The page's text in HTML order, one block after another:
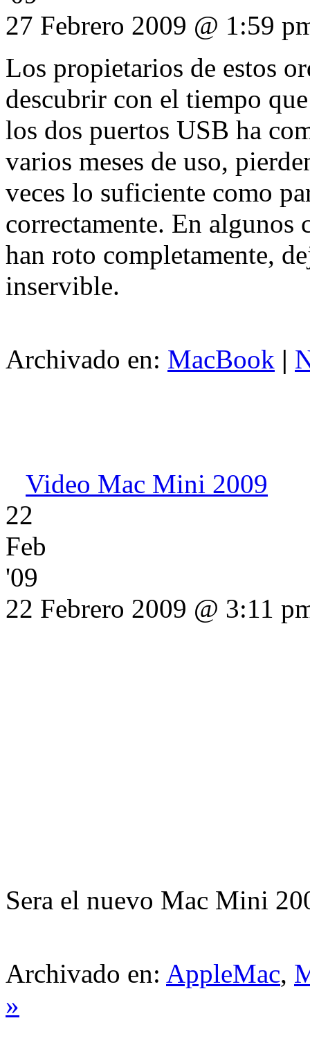
27 Febrero 2009 @ 1:59
Los propietarios de estos
descubrir con el tiempo
los dos puertos USB ha
varios meses de uso,
veces lo suficiente como
correctamente. En algunos
han roto completamente,
inservible.
Archivado en: MacBook |
Video Mac Mini 2009
22
Feb
'09
22 Febrero 2009 @ 3:11
Sera el nuevo Mac Mini
Archivado en: AppleMac,
»